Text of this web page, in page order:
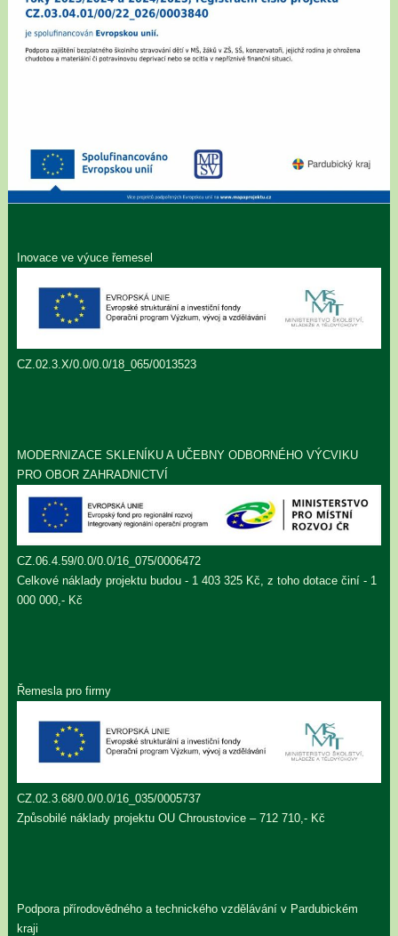
Inovace ve výuce řemesel
CZ.02.3.X/0.0/0.0/18_065/0013523
MODERNIZACE SKLENÍKU A UČEBNY ODBORNÉHO VÝCVIKU
PRO OBOR ZAHRADNICTVÍ
CZ.06.4.59/0.0/0.0/16_075/0006472
Celkové náklady projektu budou - 1 403 325 Kč, z toho dotace činí - 1
000 000,- Kč
Řemesla pro firmy
CZ.02.3.68/0.0/0.0/16_035/0005737
Způsobilé náklady projektu OU Chroustovice – 712 710,- Kč
Podpora přírodovědného a technického vzdělávání v Pardubickém
kraji